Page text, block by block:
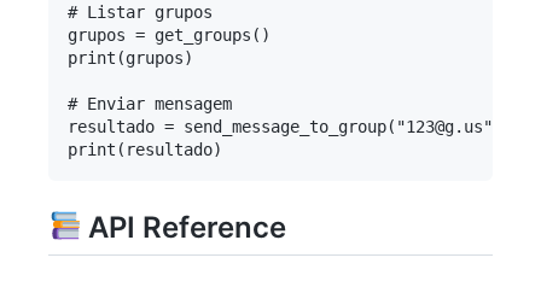
# Listar grupos
grupos = get_groups()
print(grupos)
# Enviar mensagem
resultado = send_message_to_group("123@g.us",
API Reference